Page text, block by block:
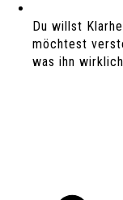
Du willst
möchtest
was ihn